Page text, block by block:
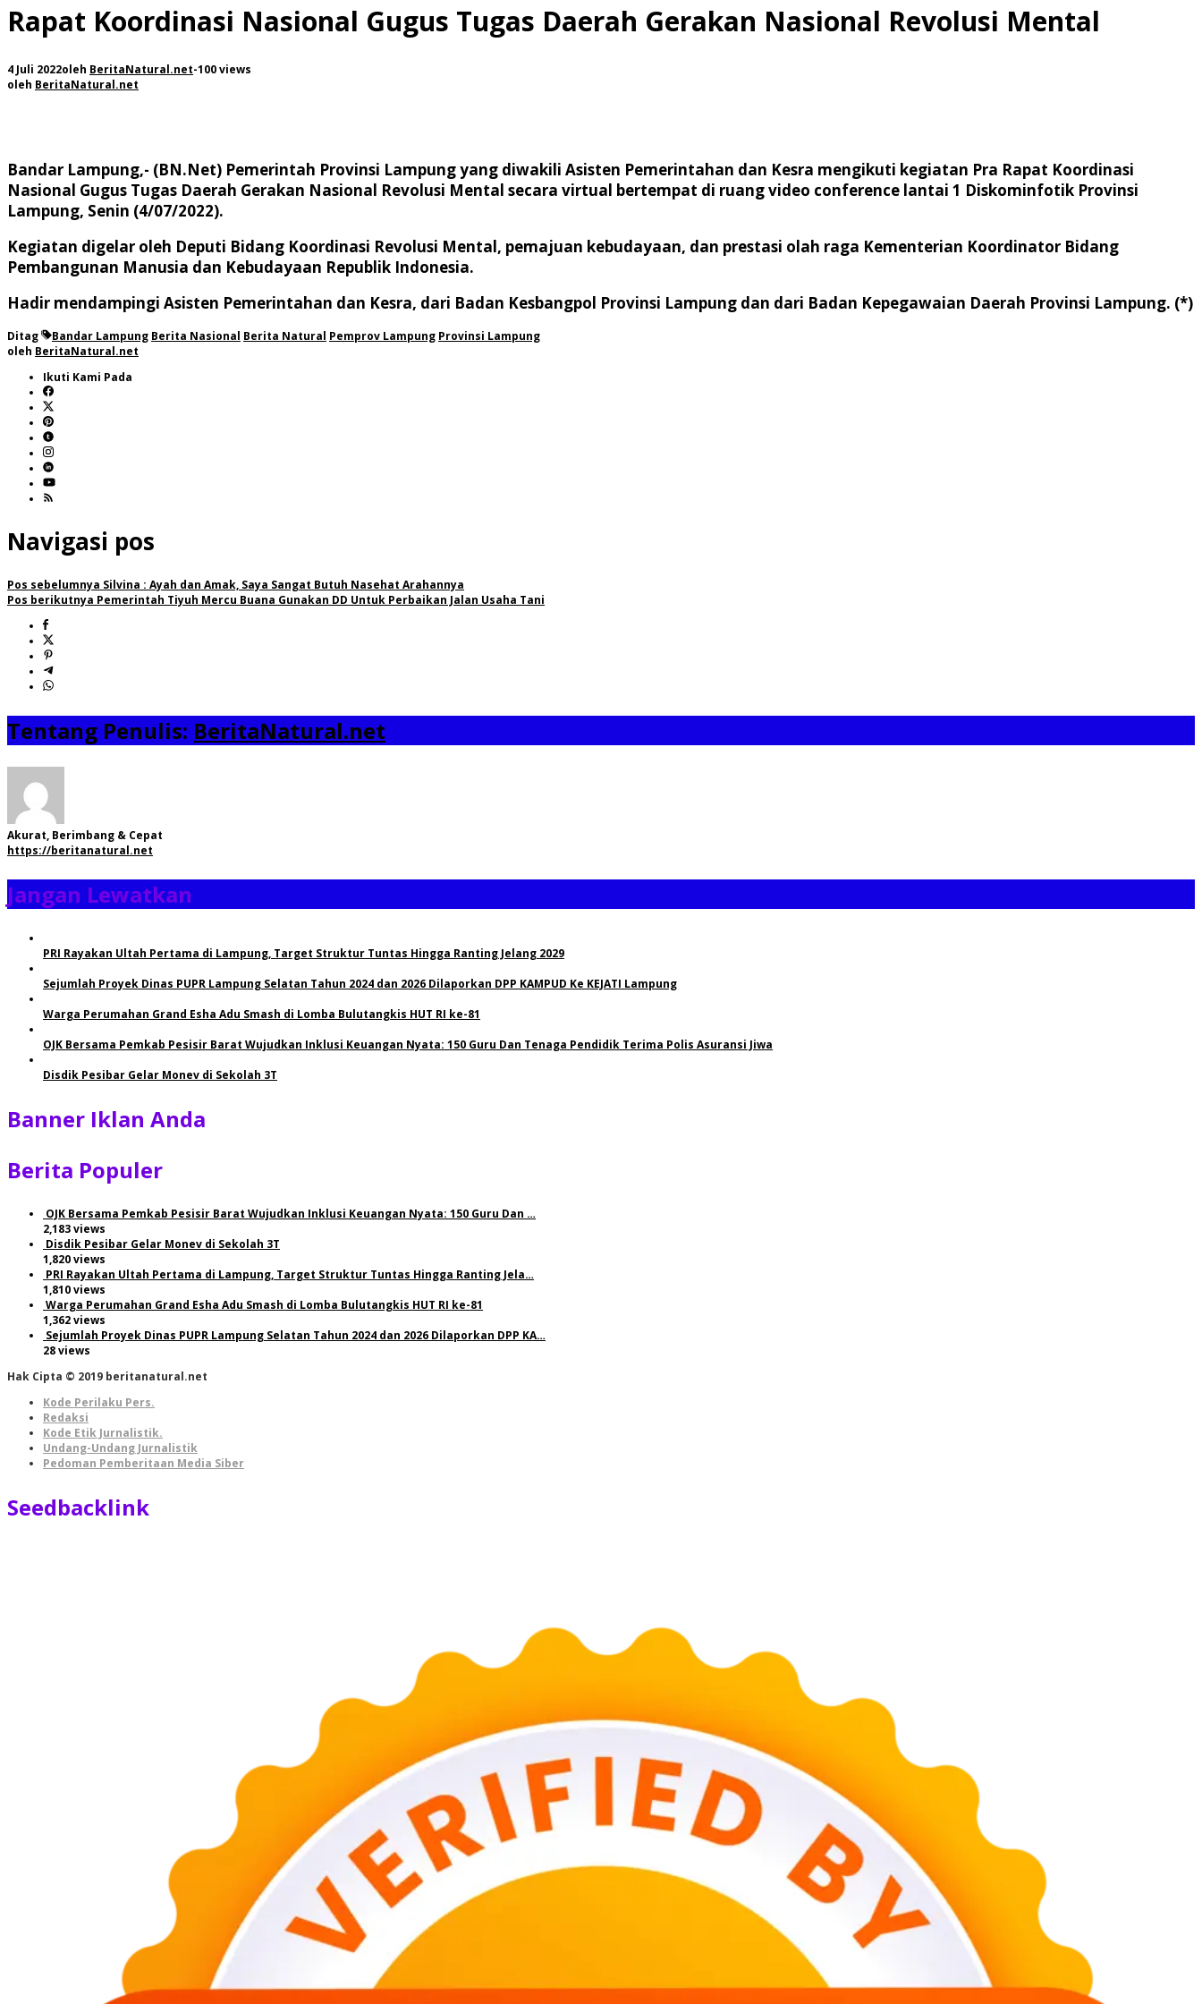
Rapat Koordinasi Nasional Gugus Tugas Daerah Gerakan Nasional Revolusi Mental
4 Juli 2022oleh BeritaNatural.net-100 views
oleh BeritaNatural.net
Bandar Lampung,- (BN.Net) Pemerintah Provinsi Lampung yang diwakili Asisten Pemerintahan dan Kesra mengikuti kegiatan Pra Rapat Koordinasi
Nasional Gugus Tugas Daerah Gerakan Nasional Revolusi Mental secara virtual bertempat di ruang video conference lantai 1 Diskominfotik Provinsi
Lampung, Senin (4/07/2022).
Kegiatan digelar oleh Deputi Bidang Koordinasi Revolusi Mental, pemajuan kebudayaan, dan prestasi olah raga Kementerian Koordinator Bidang
Pembangunan Manusia dan Kebudayaan Republik Indonesia.
Hadir mendampingi Asisten Pemerintahan dan Kesra, dari Badan Kesbangpol Provinsi Lampung dan dari Badan Kepegawaian Daerah Provinsi Lampung. (*)
Ditag Bandar Lampung Berita Nasional Berita Natural Pemprov Lampung Provinsi Lampung
oleh BeritaNatural.net
Ikuti Kami Pada
Navigasi pos
Pos sebelumnya Silvina : Ayah dan Amak, Saya Sangat Butuh Nasehat Arahannya
Pos berikutnya Pemerintah Tiyuh Mercu Buana Gunakan DD Untuk Perbaikan Jalan Usaha Tani
Tentang Penulis: BeritaNatural.net
Akurat, Berimbang & Cepat
https://beritanatural.net
Jangan Lewatkan
PRI Rayakan Ultah Pertama di Lampung, Target Struktur Tuntas Hingga Ranting Jelang 2029
Sejumlah Proyek Dinas PUPR Lampung Selatan Tahun 2024 dan 2026 Dilaporkan DPP KAMPUD Ke KEJATI Lampung
Warga Perumahan Grand Esha Adu Smash di Lomba Bulutangkis HUT RI ke-81
OJK Bersama Pemkab Pesisir Barat Wujudkan Inklusi Keuangan Nyata: 150 Guru Dan Tenaga Pendidik Terima Polis Asuransi Jiwa
Disdik Pesibar Gelar Monev di Sekolah 3T
Banner Iklan Anda
Berita Populer
OJK Bersama Pemkab Pesisir Barat Wujudkan Inklusi Keuangan Nyata: 150 Guru Dan …
2,183 views
Disdik Pesibar Gelar Monev di Sekolah 3T
1,820 views
PRI Rayakan Ultah Pertama di Lampung, Target Struktur Tuntas Hingga Ranting Jela…
1,810 views
Warga Perumahan Grand Esha Adu Smash di Lomba Bulutangkis HUT RI ke-81
1,362 views
Sejumlah Proyek Dinas PUPR Lampung Selatan Tahun 2024 dan 2026 Dilaporkan DPP KA…
28 views
Hak Cipta © 2019 beritanatural.net
Kode Perilaku Pers.
Redaksi
Kode Etik Jurnalistik.
Undang-Undang Jurnalistik
Pedoman Pemberitaan Media Siber
Seedbacklink